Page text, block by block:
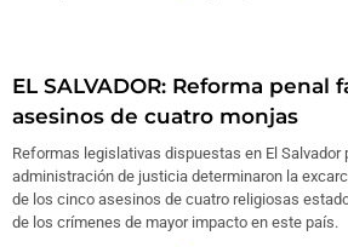
EL SALVADOR: Reforma penal
asesinos de cuatro monjas
Reformas legislativas dispuestas en El Salvador
administración de justicia determinaron la
de los cinco asesinos de cuatro religiosas
de los crímenes de mayor impacto en este país.